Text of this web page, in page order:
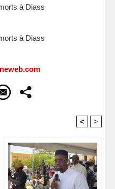
à Diass
à Diass
< >